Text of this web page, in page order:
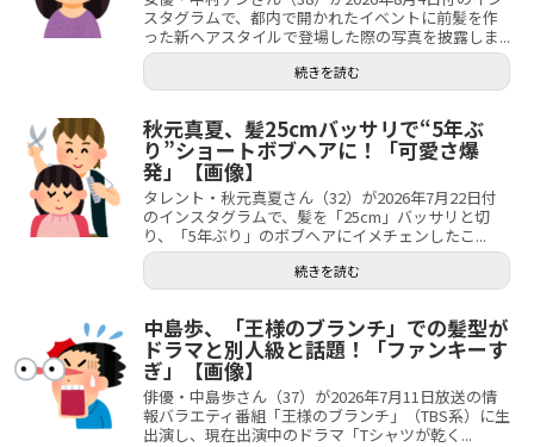
スタグラムで、都内で開かれたイベントに前髪を作
った新ヘアスタイルで登場した際の写真を披露しま...
続きを読む
秋元真夏、髪25cmバッサリで“5年ぶ
り”ショートボブヘアに！「可愛さ爆
発」【画像】
タレント・秋元真夏さん（32）が2026年7月22日付
のインスタグラムで、髪を「25cm」バッサリと切
り、「5年ぶり」のボブヘアにイメチェンしたこ...
続きを読む
中島歩、「王様のブランチ」での髪型が
ドラマと別人級と話題！「ファンキーす
ぎ」【画像】
俳優・中島歩さん（37）が2026年7月11日放送の情
報バラエティ番組「王様のブランチ」（TBS系）に生
出演し、現在出演中のドラマ「Tシャツが乾く...